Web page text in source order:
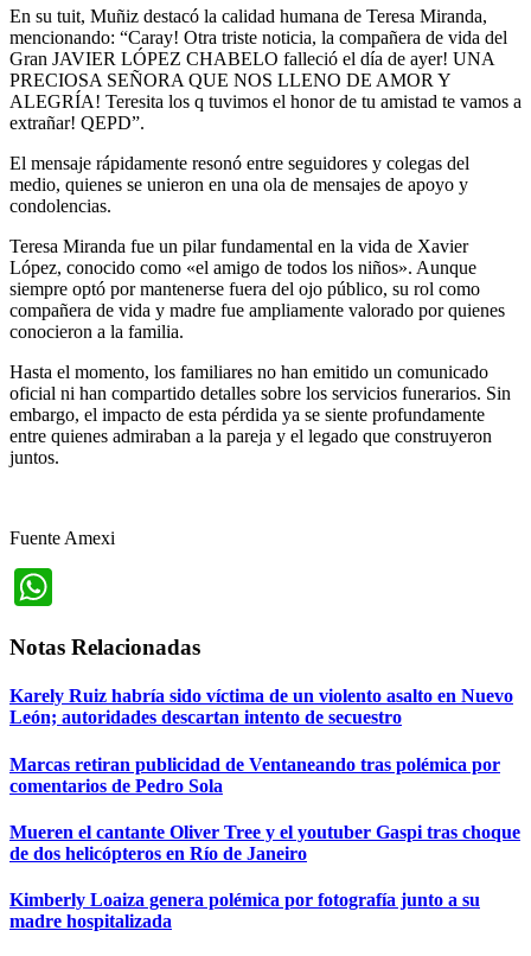
En su tuit, Muñiz destacó la calidad humana de Teresa Miranda,
mencionando: “Caray! Otra triste noticia, la compañera de vida del
Gran JAVIER LÓPEZ CHABELO falleció el día de ayer! UNA
PRECIOSA SEÑORA QUE NOS LLENO DE AMOR Y
ALEGRÍA! Teresita los q tuvimos el honor de tu amistad te vamos a
extrañar! QEPD”.
El mensaje rápidamente resonó entre seguidores y colegas del
medio, quienes se unieron en una ola de mensajes de apoyo y
condolencias.
Teresa Miranda fue un pilar fundamental en la vida de Xavier
López, conocido como «el amigo de todos los niños». Aunque
siempre optó por mantenerse fuera del ojo público, su rol como
compañera de vida y madre fue ampliamente valorado por quienes
conocieron a la familia.
Hasta el momento, los familiares no han emitido un comunicado
oficial ni han compartido detalles sobre los servicios funerarios. Sin
embargo, el impacto de esta pérdida ya se siente profundamente
entre quienes admiraban a la pareja y el legado que construyeron
juntos.
Fuente Amexi
Notas Relacionadas
Karely Ruiz habría sido víctima de un violento asalto en Nuevo
León; autoridades descartan intento de secuestro
Marcas retiran publicidad de Ventaneando tras polémica por
comentarios de Pedro Sola
Mueren el cantante Oliver Tree y el youtuber Gaspi tras choque
de dos helicópteros en Río de Janeiro
Kimberly Loaiza genera polémica por fotografía junto a su
madre hospitalizada